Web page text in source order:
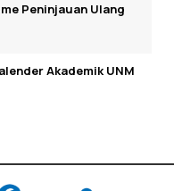
Peninjauan Ulang
Akademik UNM